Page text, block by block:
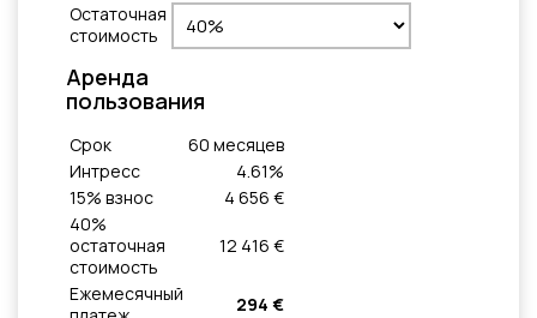
Остаточная
стоимость
Aренда
пользования
Cрок 60 месяцeв
Интресс
4.61%
15% взнос
4 656 €
40%
остаточная
стоимость
12 416 €
Ежемесячный
294 €